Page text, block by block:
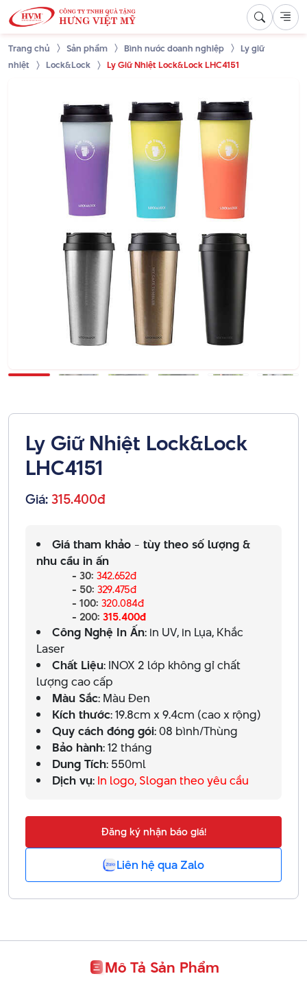
Trang chủ Sản phẩm Bình nước doanh nghiệp
Ly giữ
nhiệt
Lock&Lock Ly Giữ Nhiệt Lock&Lock LHC4151
Ly Giữ Nhiệt Lock&Lock
LHC4151
Giá:315.400đ
Giá tham khảo - tùy theo số lượng &
nhu cầu in ấn
- 30: 342.652đ
- 50: 329.475đ
- 100: 320.084đ
- 200: 315.400đ
Công Nghệ In Ấn: in UV, in Lụa, Khắc
Laser
Chất Liệu: INOX 2 lớp không gỉ chất
lượng cao cấp
Màu Sắc: Màu Đen
Kích thước: 19.8cm x 9.4cm (cao x rộng)
Quy cách đóng gói: 08 bình/Thùng
Bảo hành: 12 tháng
Dung Tích: 550ml
Dịch vụ: In logo, Slogan theo yêu cầu
Đăng ký nhận báo giá!
Liên hệ qua Zalo
Mô Tả Sản Phẩm